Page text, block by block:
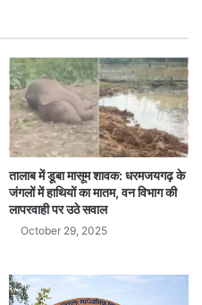
तालाब में डूबा मासूम शावक: धरमजयगढ़ के
जंगलों में हाथियों का मातम, वन विभाग की
लापरवाही पर उठे सवाल
October 29, 2025